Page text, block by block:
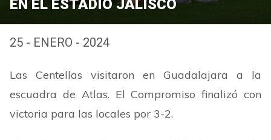
EN EL ESTADIO JALISCO
25 - ENERO - 2024
Las Centellas visitaron en Guadalajara a la
escuadra de Atlas. El Compromiso finalizó con
victoria para las locales por 3-2.